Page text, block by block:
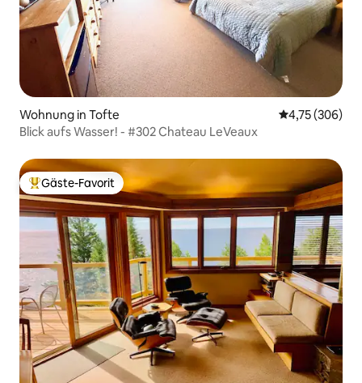
Wohnung in Tofte
4,75 (306)
Blick aufs Wasser! - #302 Chateau LeVeaux
Beliebter Gäste-Favorit.
Gäste-Favorit